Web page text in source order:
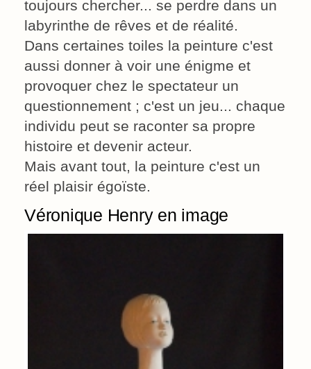
toujours chercher... se perdre dans un
labyrinthe de rêves et de réalité.
Dans certaines toiles la peinture c'est
aussi donner à voir une énigme et
provoquer chez le spectateur un
questionnement ; c'est un jeu... chaque
individu peut se raconter sa propre
histoire et devenir acteur.
Mais avant tout, la peinture c'est un
réel plaisir égoïste.
Véronique Henry en image